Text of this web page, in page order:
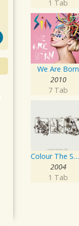
1 Tab
We Are Born
2010
7 Tab
Colour The Small One
2004
1 Tab